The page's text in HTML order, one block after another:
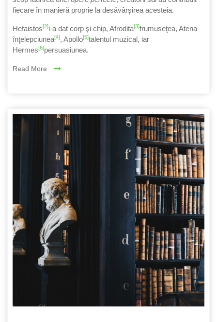
fiecare în manieră proprie la desăvârşirea acesteia.
Hefaistos[2]i‑a dat corp şi chip, Afrodita[3]fru­mu­seţea, Atena
înţelepciunea[4], Apollo[5]talentul muzical, iar
Hermes[6]persuasiunea.
Read More